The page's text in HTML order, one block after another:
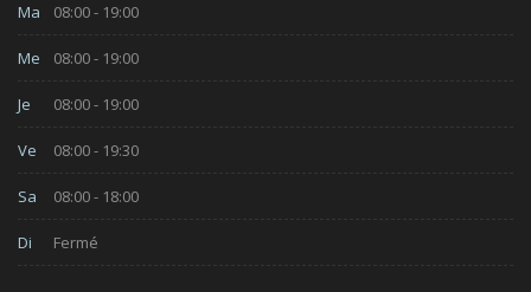
Ma 08:00 - 19:00
Me 08:00 - 19:00
Je 08:00 - 19:00
Ve 08:00 - 19:30
Sa 08:00 - 18:00
Di Fermé